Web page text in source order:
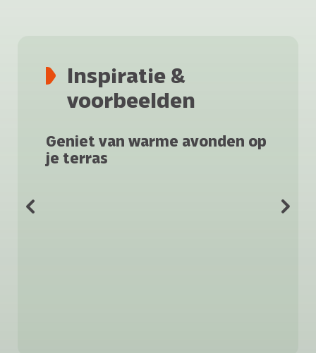
Inspiratie &
voorbeelden
Geniet van warme avonden op
je terras